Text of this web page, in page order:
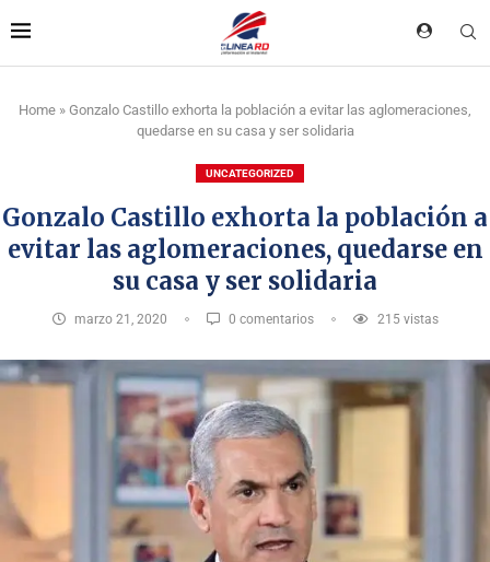
Home » Gonzalo Castillo exhorta la población a evitar las aglomeraciones,
quedarse en su casa y ser solidaria
UNCATEGORIZED
Gonzalo Castillo exhorta la población a
evitar las aglomeraciones, quedarse en
su casa y ser solidaria
marzo 21, 2020 0 comentarios 215 vistas